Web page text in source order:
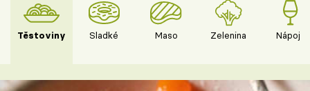
Těstoviny Sladké Maso Zelenina Nápoje